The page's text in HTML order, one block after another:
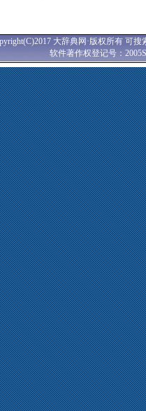
大辞典网·版权所有 可
软件著作权登记号：